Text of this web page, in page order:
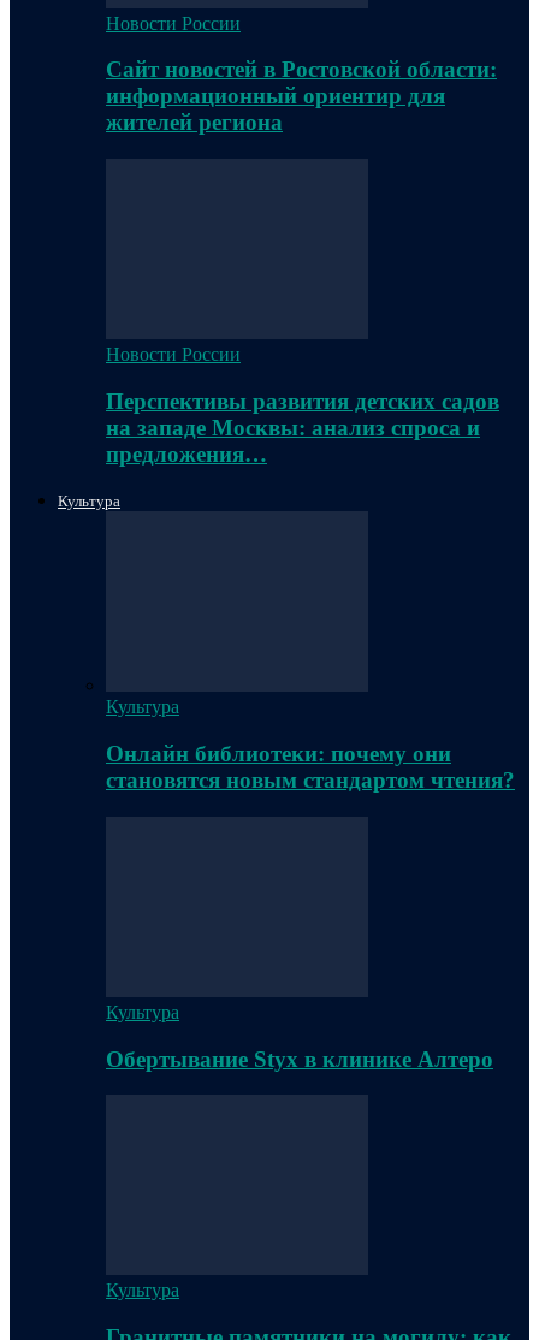
Новости России
Сайт новостей в Ростовской области:
информационный ориентир для
жителей региона
Новости России
Перспективы развития детских садов
на западе Москвы: анализ спроса и
предложения…
Культура
Культура
Онлайн библиотеки: почему они
становятся новым стандартом чтения?
Культура
Обертывание Styx в клинике Алтеро
Культура